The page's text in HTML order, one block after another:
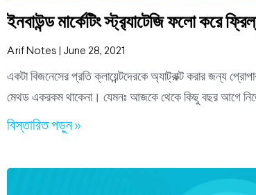
ইনবাউন্ড মার্কেটিং স্ট্র‍্যাটেজি ফলো করে
Arif Notes June 28, 2021
একটা বিজনেসের প্রতি ক্লায়েন্টদেরকে অ্যাট্রাক্ট করার জন্য
মেথড একরকম থাকেনা। যেমনঃ আজকে থেকে কিছু বছর আগে নিজেদের
বিস্তারিত পড়ুন »